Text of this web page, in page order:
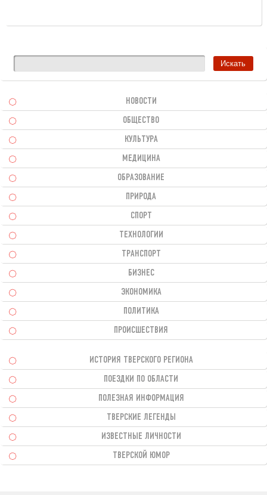
НОВОСТИ
ОБЩЕСТВО
КУЛЬТУРА
МЕДИЦИНА
ОБРАЗОВАНИЕ
ПРИРОДА
СПОРТ
ТЕХНОЛОГИИ
ТРАНСПОРТ
БИЗНЕС
ЭКОНОМИКА
ПОЛИТИКА
ПРОИСШЕСТВИЯ
ИСТОРИЯ ТВЕРСКОГО РЕГИОНА
ПОЕЗДКИ ПО ОБЛАСТИ
ПОЛЕЗНАЯ ИНФОРМАЦИЯ
ТВЕРСКИЕ ЛЕГЕНДЫ
ИЗВЕСТНЫЕ ЛИЧНОСТИ
ТВЕРСКОЙ ЮМОР